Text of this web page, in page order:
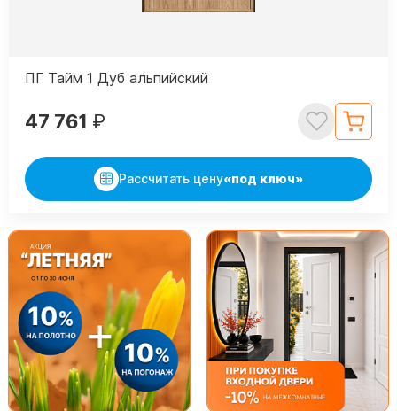
ПГ Тайм 1 Дуб альпийский
47 761 ₽
Рассчитать цену«под ключ»